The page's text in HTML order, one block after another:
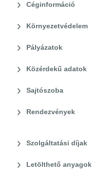
Céginformáció
Környezetvédelem
Pályázatok
Közérdekű adatok
Sajtószoba
Rendezvények
Szolgáltatási díjak
Letölthető anyagok